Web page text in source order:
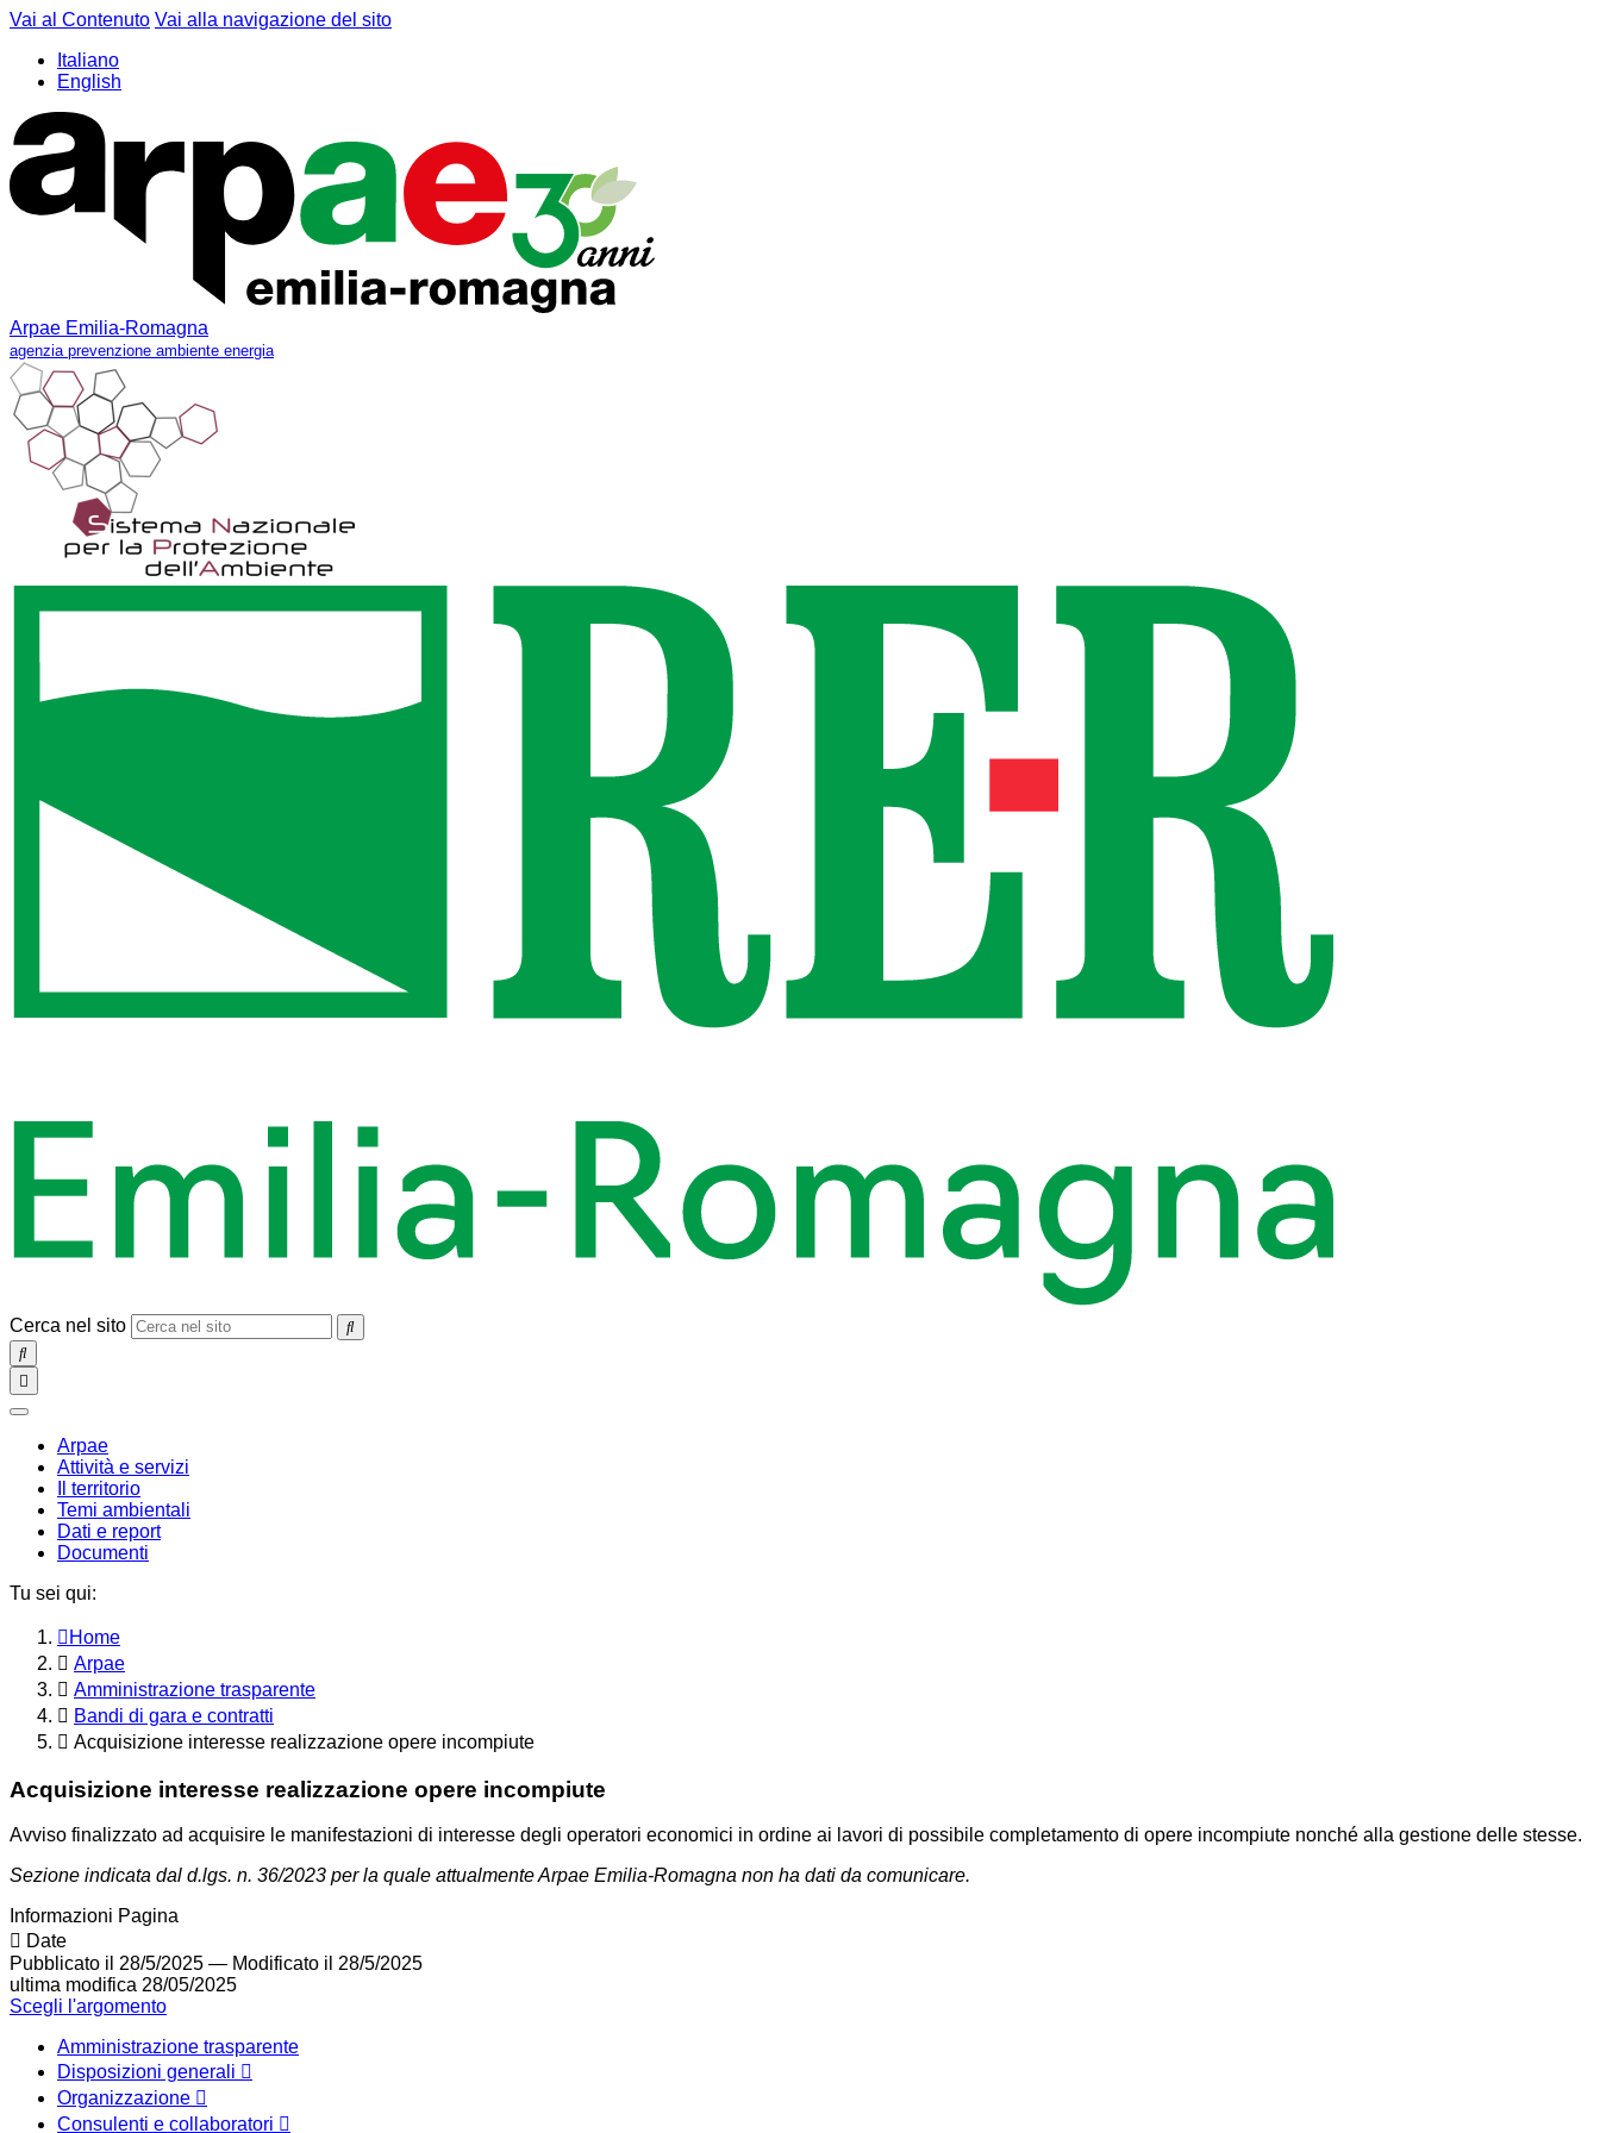
Vai al Contenuto Vai alla navigazione del sito
Italiano
English
Arpae Emilia-Romagna
agenzia prevenzione ambiente energia
Cerca nel sito
SEARCH
Toggle
navigation
chiudi
Arpae
Attività e servizi
Il territorio
Temi ambientali
Dati e report
Documenti
Tu sei qui:
Home
Arpae
Amministrazione trasparente
Bandi di gara e contratti
Acquisizione interesse realizzazione opere incompiute
Acquisizione interesse realizzazione opere incompiute
Avviso finalizzato ad acquisire le manifestazioni di interesse degli operatori economici in ordine ai lavori di possibile completamento di opere incompiute nonché alla gestione delle stesse.
Sezione indicata dal d.lgs. n. 36/2023 per la quale attualmente Arpae Emilia-Romagna non ha dati da comunicare.
Informazioni Pagina
Date
Pubblicato il 28/5/2025 — Modificato il 28/5/2025
ultima modifica 28/05/2025
Scegli l'argomento
Amministrazione trasparente
Disposizioni generali
Organizzazione
Consulenti e collaboratori